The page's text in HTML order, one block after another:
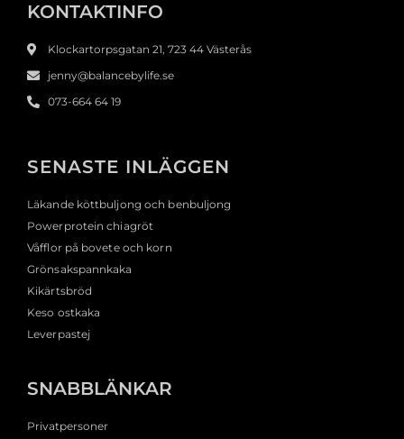
KONTAKTINFO
Klockartorpsgatan 21, 723 44 Västerås
jenny@balancebylife.se
073-664 64 19
SENASTE INLÄGGEN
Läkande köttbuljong och benbuljong
Powerprotein chiagröt
Våfflor på bovete och korn
Grönsakspannkaka
Kikärtsbröd
Keso ostkaka
Leverpastej
SNABBLÄNKAR
Privatpersoner